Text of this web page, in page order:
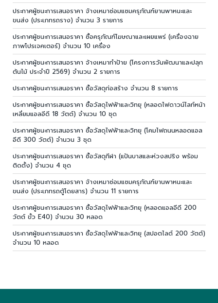
ประกาศผู้ชนะการเสนอราคา จ้างเหมาซ่อมแซมครุภัณฑ์ยานพาหนะและ
ขนส่ง (ประเภทรถราง) จำนวน 3 รายการ
ประกาศผู้ชนะการเสนอราคา ซื้อครุภัณฑ์โฆษณาและเผยแพร่ (เครื่องฉาย
ภาพโปรเจคเตอร์) จำนวน 10 เครื่อง
ประกาศผู้ชนะการเสนอราคา จ้างเหมาทำป้าย (โครงการวันพัฒนาและปลุก
ต้นไม้ ประจำปี 2569) จำนวน 2 รายการ
ประกาศผู้ชนะการเสนอราคา ซื้อวัสดุก่อสร้าง จำนวน 8 รายการ
ประกาศผู้ชนะการเสนอราคา ซื้อวัสดุไฟฟ้าและวิทยุ (หลอดไฟดาวน์ไลท์หน้า
เหลี่ยมแอลอีดี 18 วัตต์) จำนวน 10 ชุด
ประกาศผู้ชนะการเสนอราคา ซื้อวัสดุไฟฟ้าและวิทยุ (โคมไฟถนนหลอดแอล
อีดี 300 วัตต์) จำนวน 3 ชุด
ประกาศผู้ชนะการเสนอราคา ซื้อวัสดุกีฬา (แป้นบาสและห่วงสปริง พร้อม
ติดตั้ง) จำนวน 4 ชุด
ประกาศผู้ชนะการเสนอราคา จ้างเหมาซ่อมแซมครุภัณฑ์ยานพาหนะและ
ขนส่ง (ประเภทรถตู้โดยสาร) จำนวน 11 รายการ
ประกาศผู้ชนะการเสนอราคา ซื้อวัสดุไฟฟ้าและวิทยุ (หลอดแอลอีดี 200
วัตต์ ขั้ว E40) จำนวน 30 หลอด
ประกาศผู้ชนะการเสนอราคา ซื้อวัสดุไฟฟ้าและวิทยุ (สปอตไลต์ 200 วัตต์)
จำนวน 10 หลอด